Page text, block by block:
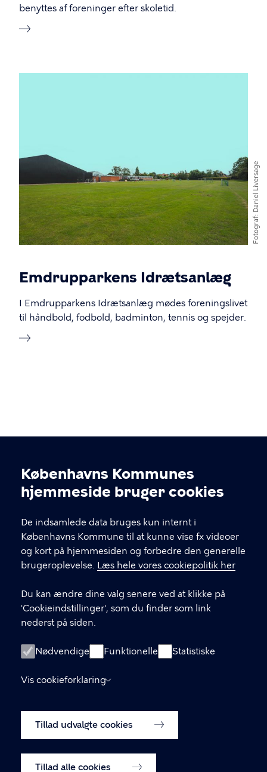
Cookieindstillinger
Københavns Kommunes
hjemmeside bruger cookies
De indsamlede data bruges kun internt i
Københavns Kommune til at kunne vise fx videoer
og kort på hjemmesiden og forbedre den generelle
brugeroplevelse. Læs hele vores cookiepolitik her
Du kan ændre dine valg senere ved at klikke på
'Cookieindstillinger', som du finder som link
nederst på siden.
Nødvendige Funktionelle Statistiske
Vis cookieforklaring
Tillad udvalgte cookies
Tillad alle cookies
benyttes af foreninger efter skoletid.
Fotograf
Daniel Liversage
Emdrupparkens Idrætsanlæg
I Emdrupparkens Idrætsanlæg mødes foreningslivet
til håndbold, fodbold, badminton, tennis og spejder.
Kultur og Fritid N
KONTAKT
Københavns Kommune Nyropsgade 3, 1602
33 66 33 66